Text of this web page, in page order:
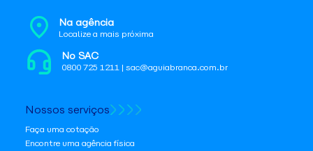
Na agência
Localize a mais próxima
No SAC
0800 725 1211 | sac@aguiabranca.com.br
Nossos serviços
Faça uma cotação
Encontre uma agência física